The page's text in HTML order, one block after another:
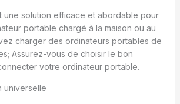
une solution efficace et abordable pour
portable chargé à la maison ou au
charger des ordinateurs portables de
Assurez-vous de choisir le bon
votre ordinateur portable.
universelle